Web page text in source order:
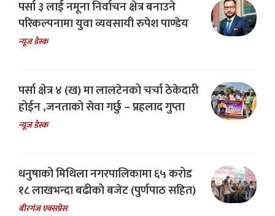
पर्सा ३ लाई नमूना निर्वाचन क्षेत्र बनाउने
परिकल्पनामा युवा व्यवसायी रुपेश पाण्डेय
न्यूज डेस्क
पर्सा क्षेत्र ४ (ख) मा लालटेनको चर्चा ठेकेदारी
होईन ,जनताको सेवा गर्छु – प्रहलाद गुप्ता
न्यूज डेस्क
धनुषाको मिथिला नगरपालिकामा ६५ करोड
१८ लाखभन्दा बढीको बजेट (पुर्णपाठ सहित)
बीरगंज एक्सप्रेस